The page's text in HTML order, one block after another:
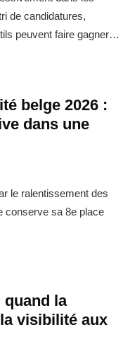
de candidatures,
peuvent faire gagner…
belge 2026 :
dans une
le ralentissement des
conserve sa 8e place
la
visibilité aux